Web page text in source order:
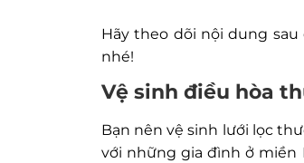
Hãy theo dõi nội dung
nhé!
Vệ sinh điều hòa
Bạn nên vệ sinh lưới lọc
với những gia đình ở miền